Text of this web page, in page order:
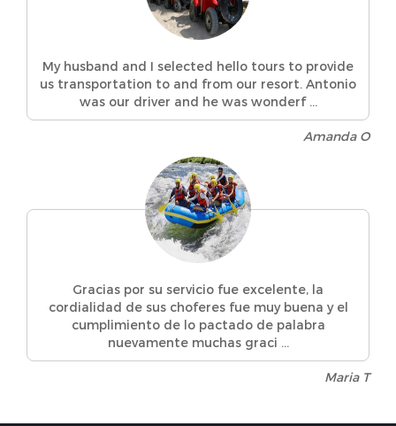
My husband and I selected hello tours to provide
us transportation to and from our resort. Antonio
was our driver and he was wonderf ...
Amanda O
Gracias por su servicio fue excelente, la
cordialidad de sus choferes fue muy buena y el
cumplimiento de lo pactado de palabra
nuevamente muchas graci ...
Maria T